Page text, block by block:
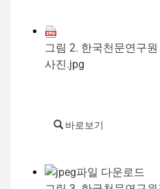
그림 2. 한국천문연구
사진.jpg
바로보기